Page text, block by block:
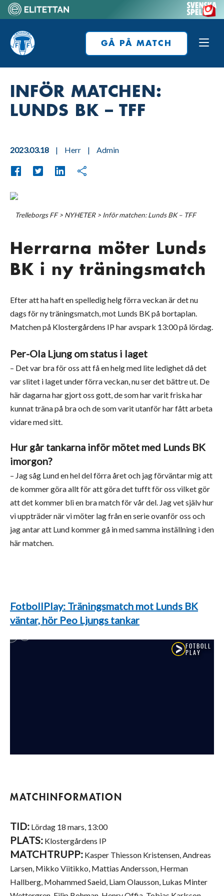
content
Home
GÅ PÅ MATCH
INFÖR MATCHEN:
LUNDS BK – TFF
2023.03.18 | Herr | Admin
Trelleborgs FF> NYHETER> Inför matchen: Lunds BK – TFF
Herrarna möter Lunds
BK i ny träningsmatch
Efter att ha haft en spelledig helg förra veckan är det nu
dags för ny träningsmatch, mot Lunds BK på bortaplan.
Matchen på Klostergårdens IP har avspark 13:00 på lördag.
Per-Ola Ljung om status i laget
– Det var bra för oss att få en helg med lite ledighet då det
var slitet i laget under förra veckan, nu ser det bättre ut. De
här dagarna har gjort oss gott, de som har varit friska har
kunnat träna på bra och de som varit utanför har fått arbeta
vidare med sitt.
Hur går tankarna inför mötet med Lunds BK
imorgon?
– Jag såg Lund en hel del förra året och jag förväntar mig att
de kommer göra allt för att göra det tufft för oss vilket gör
att det kommer bli en bra match för vår del. Jag vet själv hur
vi uppträder när vi möter lag från en serie ovanför oss och
jag antar att Lund kommer gå in med samma inställning i den
här matchen.
FotbollPlay: Träningsmatch mot Lunds BK
väntar, hör Peo Ljungs tankar
MATCHINFORMATION
TID: Lördag 18 mars, 13:00
PLATS: Klostergårdens IP
MATCHTRUPP: Kasper Thiesson Kristensen, Andreas
Larsen, Mikko Viitikko, Mattias Andersson, Herman
Hallberg, Mohammed Saeid, Liam Olausson, Lukas Minter